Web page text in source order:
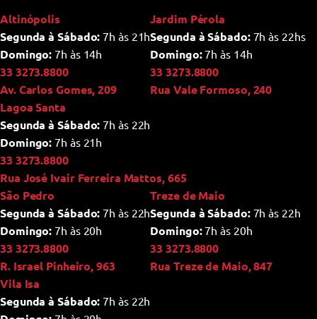
Altinópolis
Segunda à Sábado: 7h às 21h
Domingo: 7h às 14h
33 3273.8800
Av. Carlos Gomes, 209
Jardim Pérola
Segunda à Sábado:7h às 22hs
Domingo:7h às 14h
33 3273.8800
Rua Vale Formoso, 240
Lagoa Santa
Segunda à Sábado: 7h às 22h
Domingo: 7h às 21h
33 3273.8800
Rua José Ivair Ferreira Mattos, 665
São Pedro
Segunda à Sábado: 7h às 22h
Domingo: 7h às 20h
33 3273.8800
R. Israel Pinheiro, 963
Treze de Maio
Segunda à Sábado:7h às 22h
Domingo:7h às 20h
33 3273.8800
Rua Treze de Maio, 847
Vila Isa
Segunda à Sábado: 7h às 22h